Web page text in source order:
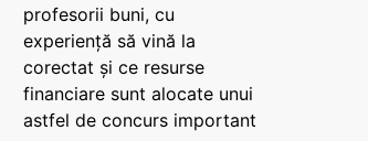
profesorii buni, cu
experiență să vină la
corectat și ce resurse
financiare sunt alocate unui
astfel de concurs important